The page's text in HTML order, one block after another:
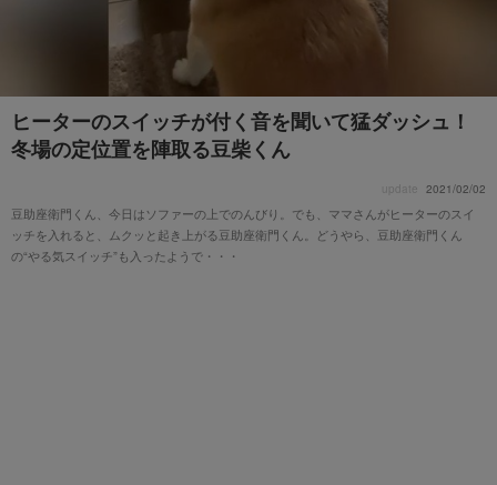
ヒーターのスイッチが付く音を聞いて猛ダッシュ！
冬場の定位置を陣取る豆柴くん
update 2021/02/02
豆助座衛門くん、今日はソファーの上でのんびり。でも、ママさんがヒーターのスイ
ッチを入れると、ムクッと起き上がる豆助座衛門くん。どうやら、豆助座衛門くん
の“やる気スイッチ”も入ったようで・・・